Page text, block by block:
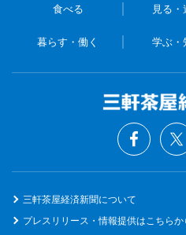
食べる 見る・
暮らす・働く 学ぶ・
三軒茶屋経済新聞について
プレスリリース・情報提供はこちらか